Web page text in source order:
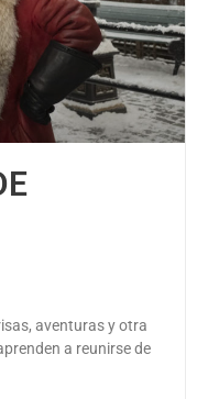
aventuras y otra
a reunirse de